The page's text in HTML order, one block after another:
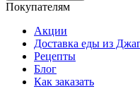
Покупателям
Акции
Доставка еды из
Рецепты
Блог
Как заказать